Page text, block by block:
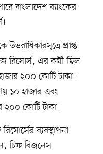
বাংলাদেশ ব্যাংকের
প্রাপ্ত
রিসোর্স, এর কর্মী ছিল
২০০ কোটি টাকা।
১০ হাজার এবং
২০০ কোটি টাকা।
ব্যবস্থাপনা
চিফ বিজনেস